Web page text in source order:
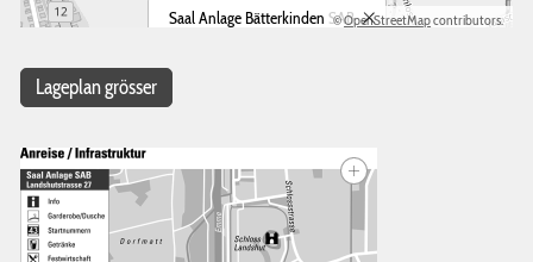
Saal Anlage Bätterkinden SAB
©OpenStreetMapcontributors.
Lageplan grösser